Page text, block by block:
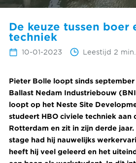
De keuze tussen boer
techniek
10-01-2023 Leestijd 2 min.
Pieter Bolle loopt sinds
Ballast Nedam Industriebouw
loopt op het Neste Site
studeert HBO civiele techniek aan
Rotterdam en zit in zijn derde
stage had hij nauwelijks
heeft hij veel geleerd en het